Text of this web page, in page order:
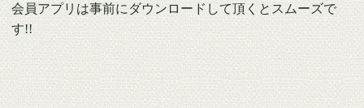
会員アプリは事前にダウンロードして頂くとスムーズで
す!!